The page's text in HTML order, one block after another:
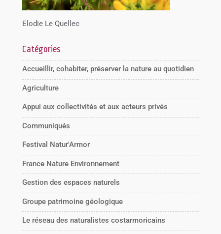
Elodie Le Quellec
Catégories
Accueillir, cohabiter, préserver la nature au quotidien
Agriculture
Appui aux collectivités et aux acteurs privés
Communiqués
Festival Natur'Armor
France Nature Environnement
Gestion des espaces naturels
Groupe patrimoine géologique
Le réseau des naturalistes costarmoricains